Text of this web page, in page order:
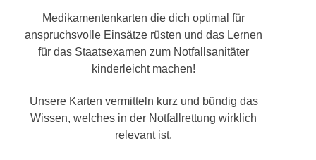
Medikamentenkarten die dich optimal für
anspruchsvolle Einsätze rüsten und das Lernen
für das Staatsexamen zum Notfallsanitäter
kinderleicht machen!
Unsere Karten vermitteln kurz und bündig das
Wissen, welches in der Notfallrettung wirklich
relevant ist.